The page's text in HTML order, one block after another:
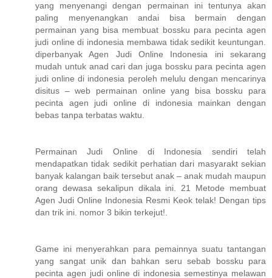
yang menyenangi dengan permainan ini tentunya akan
paling menyenangkan andai bisa bermain dengan
permainan yang bisa membuat bossku para pecinta agen
judi online di indonesia membawa tidak sedikit keuntungan.
diperbanyak Agen Judi Online Indonesia ini sekarang
mudah untuk anad cari dan juga bossku para pecinta agen
judi online di indonesia peroleh melulu dengan mencarinya
disitus – web permainan online yang bisa bossku para
pecinta agen judi online di indonesia mainkan dengan
bebas tanpa terbatas waktu.
Permainan Judi Online di Indonesia sendiri telah
mendapatkan tidak sedikit perhatian dari masyarakt sekian
banyak kalangan baik tersebut anak – anak mudah maupun
orang dewasa sekalipun dikala ini. 21 Metode membuat
Agen Judi Online Indonesia Resmi Keok telak! Dengan tips
dan trik ini. nomor 3 bikin terkejut!.
Game ini menyerahkan para pemainnya suatu tantangan
yang sangat unik dan bahkan seru sebab bossku para
pecinta agen judi online di indonesia semestinya melawan